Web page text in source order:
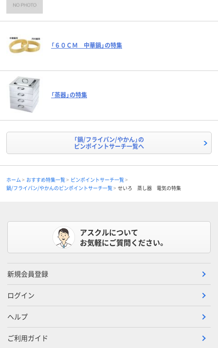
「６０ＣＭ 中華鍋」の特集
「蒸器」の特集
「鍋/フライパン/やかん」の
ピンポイントサーチ一覧へ
ホーム おすすめ特集一覧
ピンポイントサーチ一覧
鍋/フライパン/やかんのピンポイントサーチ一覧
せいろ 蒸し器 電気の特集
アスクルについて
お気軽にご質問ください。
新規会員登録
ログイン
ヘルプ
ご利用ガイド